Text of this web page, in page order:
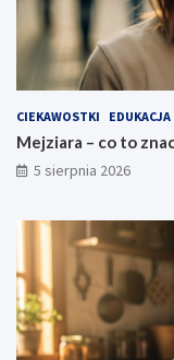
CIEKAWOSTKI EDUKACJA
Mejziara – co to
5 sierpnia 2026